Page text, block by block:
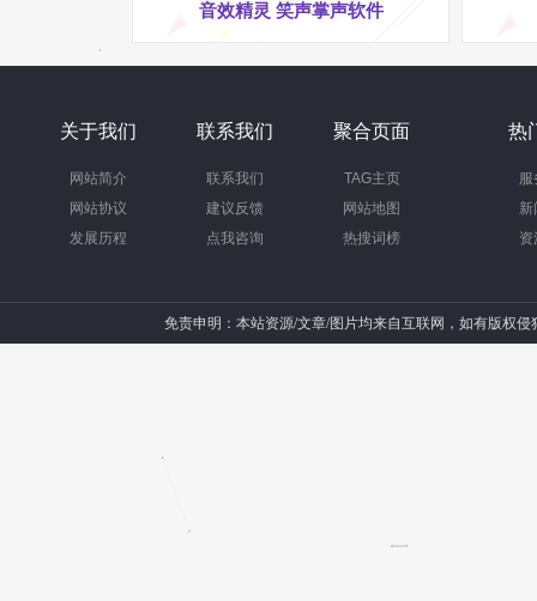
音效精灵 笑声掌声软件
关于我们
网站简介
网站协议
发展历程
联系我们
联系我们
建议反馈
点我咨询
聚合页面
TAG主页
网站地图
热搜词榜
热
服
新
资
免责申明：本站资源/文章/图片均来自互联网，如有版权